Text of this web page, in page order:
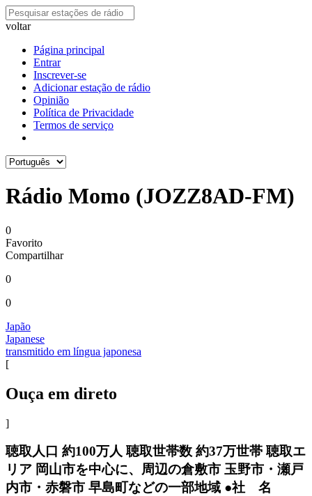
voltar
Página principal
Entrar
Inscrever-se
Adicionar estação de rádio
Opinião
Política de Privacidade
Termos de serviço
Rádio Momo (JOZZ8AD-FM)
0
Favorito
Compartilhar
0
0
Japão
Japanese
transmitido em língua japonesa
[
Ouça em direto
]
聴取人口 約100万人 聴取世帯数 約37万世帯 聴取エ
リア 岡山市を中心に、周辺の倉敷市 玉野市・瀬戸
内市・赤磐市 早島町などの一部地域 ●社 名